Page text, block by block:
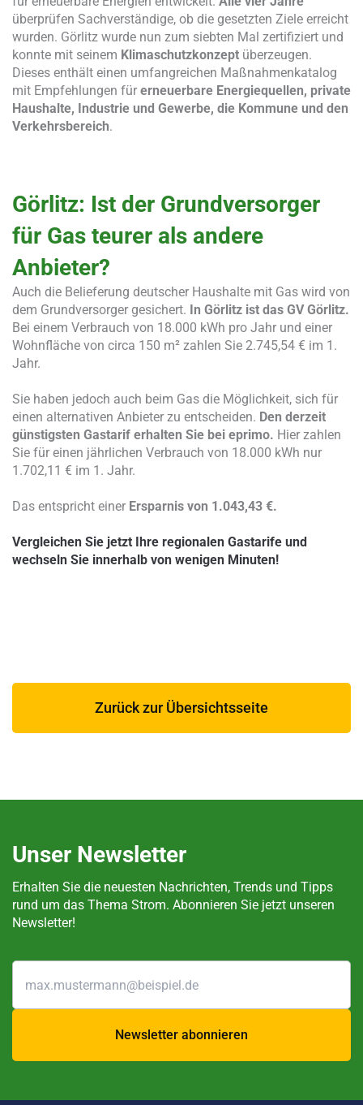
überprüfen Sachverständige, ob die gesetzten Ziele erreicht
wurden. Görlitz wurde nun zum siebten Mal zertifiziert und
konnte mit seinem Klimaschutzkonzept überzeugen.
Dieses enthält einen umfangreichen Maßnahmenkatalog
mit Empfehlungen für erneuerbare Energiequellen, private
Haushalte, Industrie und Gewerbe, die Kommune und den
Verkehrsbereich.
Görlitz: Ist der Grundversorger
für Gas teurer als andere
Anbieter?
Auch die Belieferung deutscher Haushalte mit Gas wird von
dem Grundversorger gesichert. In Görlitz ist das GV Görlitz.
Bei einem Verbrauch von 18.000 kWh pro Jahr und einer
Wohnfläche von circa 150 m² zahlen Sie 2.745,54 € im 1.
Jahr.
Sie haben jedoch auch beim Gas die Möglichkeit, sich für
einen alternativen Anbieter zu entscheiden. Den derzeit
günstigsten Gastarif erhalten Sie bei eprimo. Hier zahlen
Sie für einen jährlichen Verbrauch von 18.000 kWh nur
1.702,11 € im 1. Jahr.
Das entspricht einer Ersparnis von 1.043,43 €.
Vergleichen Sie jetzt Ihre regionalen Gastarife und
wechseln Sie innerhalb von wenigen Minuten!
Zurück zur Übersichtsseite
Unser Newsletter
Erhalten Sie die neuesten Nachrichten, Trends und Tipps
rund um das Thema Strom. Abonnieren Sie jetzt unseren
Newsletter!
Newsletter abonnieren